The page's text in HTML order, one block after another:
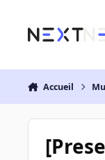
Accueil